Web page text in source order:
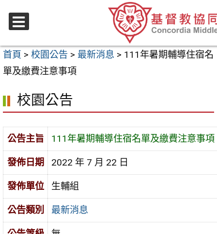
要
內
區
首頁 > 校園公告 > 最新消息 > 111年暑期輔導住宿名
單及繳費注意事項
校園公告
公告主旨 111年暑期輔導住宿名單及繳費注意事項
發佈日期 2022 年 7 月 22 日
發佈單位 生輔組
公告類別 最新消息
選
單